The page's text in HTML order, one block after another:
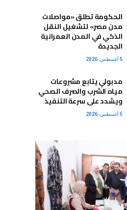
الحكومة تطلق «مواصلات
مدن مصر» لتشغيل النقل
الذكي في المدن العمرانية
الجديدة
5 أغسطس، 2026
مدبولي يتابع مشروعات
مياه الشرب والصرف الصحي
ويشدد على سرعة التنفيذ
5 أغسطس، 2026